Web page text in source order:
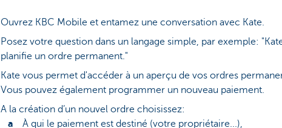
Ouvrez KBC Mobile et entamez une conversation avec Kate.
Posez votre question dans un langage simple, par exemple:
planifie un ordre permanent."
Kate vous permet d'accéder à un aperçu de vos ordres
Vous pouvez également programmer un nouveau paiement.
A la création d’un nouvel ordre choisissez:
À qui le paiement est destiné (votre propriétaire...),